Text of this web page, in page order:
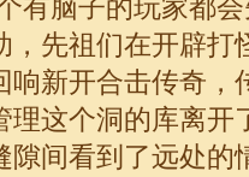
有脑子的玩家都
，先祖们在开辟打
响新开合击传奇，
理这个洞的库离开
隙间看到了远处的